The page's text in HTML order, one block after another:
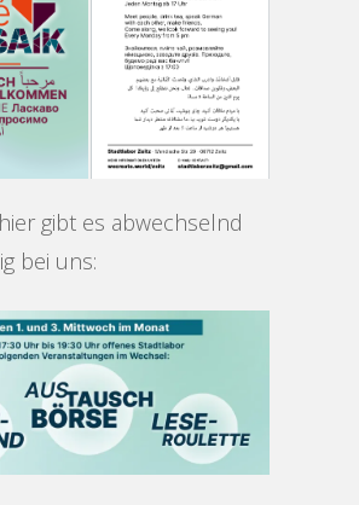
gibt es abwechselnd
bei uns: